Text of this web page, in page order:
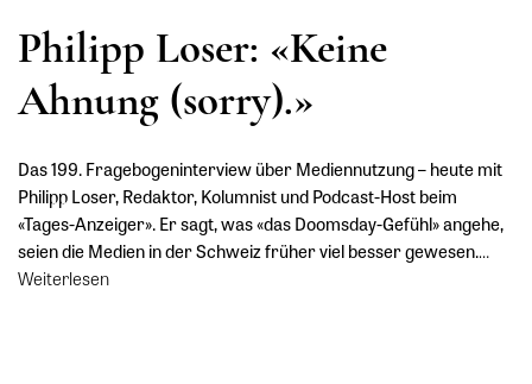
Philipp Loser: «Keine
Ahnung (sorry).»
Das 199. Fragebogeninterview über Mediennutzung – heute mit
Philipp Loser, Redaktor, Kolumnist und Podcast-Host beim
«Tages-Anzeiger». Er sagt, was «das Doomsday-Gefühl» angehe,
seien die Medien in der Schweiz früher viel besser gewesen.…
Weiterlesen